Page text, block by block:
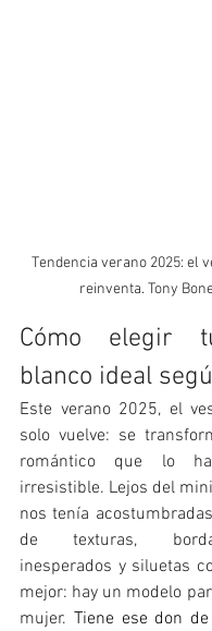
Tendencia verano 2025: el
reinventa. Tony
Cómo elegir
blanco ideal
Este verano 2025, el
solo vuelve: se
romántico que lo
irresistible. Lejos del
nos tenía
de texturas,
inesperados y siluetas
mejor: hay un modelo
mujer. Tiene ese don